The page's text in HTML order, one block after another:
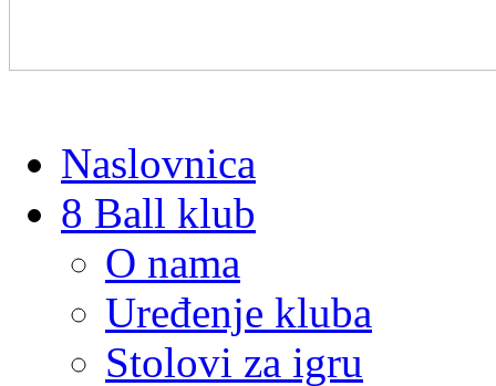
Naslovnica
8 Ball klub
O nama
Uređenje kluba
Stolovi za igru